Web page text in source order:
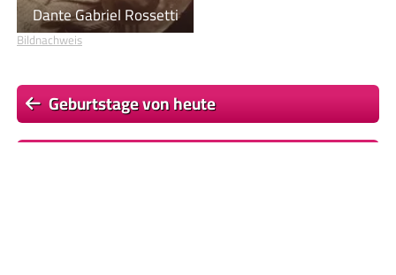
Dante Gabriel Rossetti
Bildnachweis
Geburtstage von heute